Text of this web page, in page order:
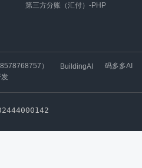
第三方分账（汇付）-PHP
） BuildingAI
码多多AI